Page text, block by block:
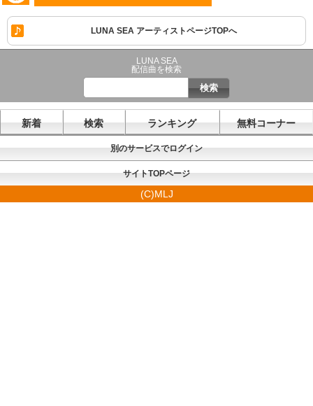
LUNA SEA アーティストページTOPへ
LUNA SEA
配信曲を検索
新着 検索 ランキング 無料コーナー
別のサービスでログイン
サイトTOPページ
(C)MLJ